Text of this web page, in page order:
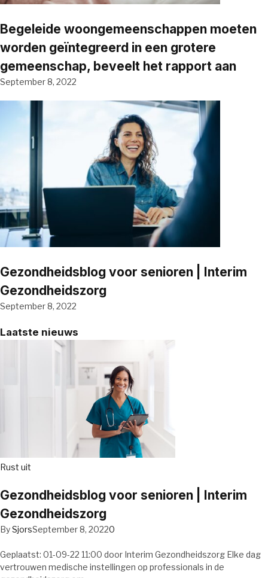
Begeleide woongemeenschappen moeten
worden geïntegreerd in een grotere
gemeenschap, beveelt het rapport aan
September 8, 2022
Gezondheidsblog voor senioren | Interim
Gezondheidszorg
September 8, 2022
Laatste nieuws
Rust uit
Gezondheidsblog voor senioren | Interim
Gezondheidszorg
BySjorsSeptember 8, 20220
Geplaatst: 01-09-22 11:00 door Interim Gezondheidszorg Elke dag
vertrouwen medische instellingen op professionals in de